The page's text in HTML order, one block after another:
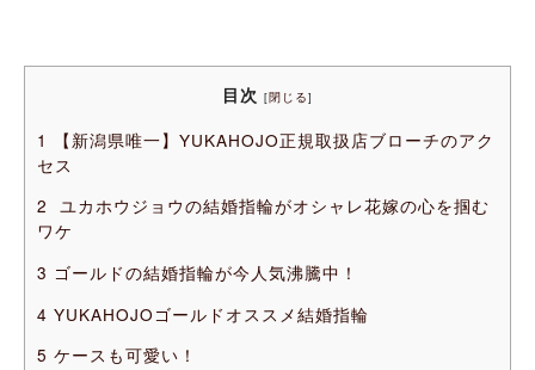
目次 [閉じる]
1
【新潟県唯一】YUKAHOJO正規取扱店ブローチのアク
セス
2 ユカホウジョウの結婚指輪がオシャレ花嫁の心を掴む
ワケ
3 ゴールドの結婚指輪が今人気沸騰中！
4 YUKAHOJOゴールドオススメ結婚指輪
5 ケースも可愛い！